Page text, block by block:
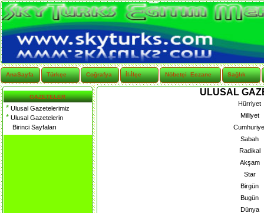
AnaSayfa Türkçe Coğrafya İl-İlçe Nöbetçi Eczane Sağlık
GAZETELER
*Ulusal Gazetelerimiz
*Ulusal Gazetelerin
Birinci Sayfaları
ULUSAL
Hürriyet
Milliyet
Sabah
Radikal
Akşam
Star
Birgün
Bugün
Dünya